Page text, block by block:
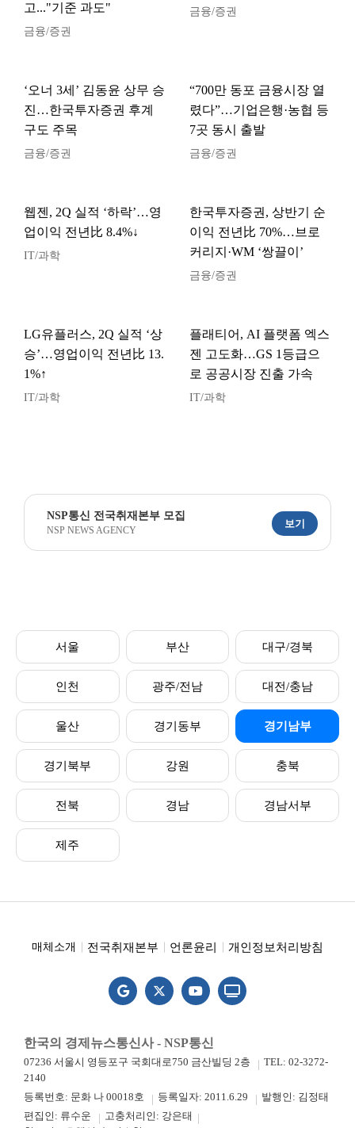
고..."기준 과도"
금융/증권
금융/증권
‘오너 3세’ 김동윤 상무 승
진…한국투자증권 후계
구도 주목
금융/증권
“700만 동포 금융시장 열
렸다”…기업은행·농협 등
7곳 동시 출발
금융/증권
웹젠, 2Q 실적 ‘하락’…영
업이익 전년比 8.4%↓
IT/과학
한국투자증권, 상반기 순
이익 전년比 70%…브로
커리지·WM ‘쌍끌이’
금융/증권
LG유플러스, 2Q 실적 ‘상
승’…영업이익 전년比 13.
1%↑
IT/과학
플래티어, AI 플랫폼 엑스
젠 고도화…GS 1등급으
로 공공시장 진출 가속
IT/과학
NSP통신 전국취재본부 모집
NSP NEWS AGENCY
보기
서울 부산 대구/경북
인천 광주/전남 대전/충남
울산 경기동부 경기남부
경기북부 강원 충북
전북 경남 경남서부
제주
매체소개 전국취재본부 언론윤리 개인정보처리방침
한국의 경제뉴스통신사 - NSP통신
07236 서울시 영등포구 국회대로750 금산빌딩 2층
TEL: 02-3272-
2140
등록번호: 문화 나 00018호
등록일자: 2011.6.29
발행인: 김정태
편집인: 류수운
고충처리인: 강은태